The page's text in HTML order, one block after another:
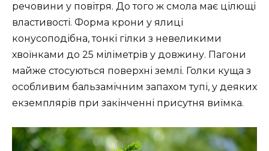
речовини у повітря. До того ж смола має цілющі
властивості. Форма крони у ялиці
конусоподібна, тонкі гілки з невеликими
хвоїнками до 25 міліметрів у довжину. Пагони
майже стосуються поверхні землі. Голки куща з
особливим бальзамічним запахом тупі, у деяких
екземплярів при закінченні присутня виїмка.